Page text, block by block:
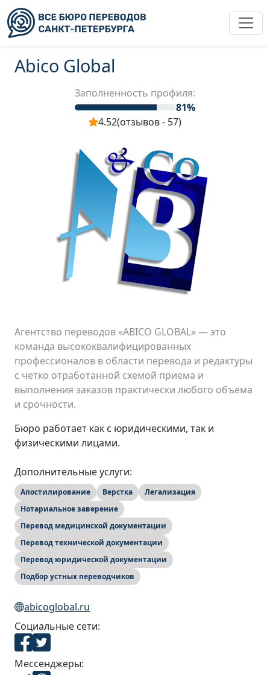
Abico Global
Заполненность профиля:
81%
4.52(отзывов - 57)
Агентство переводов «ABICO GLOBAL» — это
команда высококвалифицированных
профессионалов в области перевода и редактуры
с четко отработанной схемой приема и
выполнения заказов практически любого объема
и срочности.
Бюро работает как с юридическими, так и
физическими лицами.
Дополнительные услуги:
Апостилирование Верстка
Легализация
Нотариальное заверение
Перевод медицинской документации
Перевод технической документации
Перевод юридической документации
Подбор устных переводчиков
abicoglobal.ru
Социальные сети:
Мессенджеры: